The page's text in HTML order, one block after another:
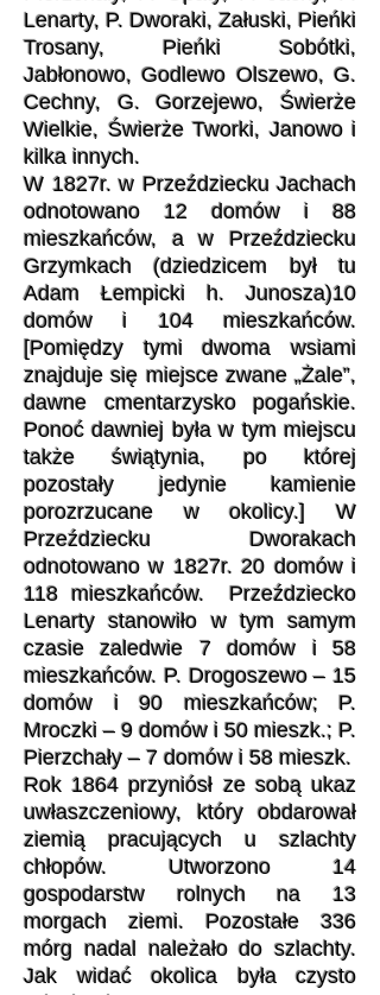
Lenarty, P. Dworaki, Załuski, Pieńki
Trosany, Pieńki Sobótki,
Jabłonowo, Godlewo Olszewo, G.
Cechny, G. Gorzejewo, Świerże
Wielkie, Świerże Tworki, Janowo i
kilka innych.
W 1827r. w Przeździecku Jachach
odnotowano 12 domów i 88
mieszkańców, a w Przeździecku
Grzymkach (dziedzicem był tu
Adam Łempicki h. Junosza)10
domów i 104 mieszkańców.
[Pomiędzy tymi dwoma wsiami
znajduje się miejsce zwane „Żale”,
dawne cmentarzysko pogańskie.
Ponoć dawniej była w tym miejscu
także świątynia, po której
pozostały jedynie kamienie
porozrzucane w okolicy.] W
Przeździecku Dworakach
odnotowano w 1827r. 20 domów i
118 mieszkańców. Przeździecko
Lenarty stanowiło w tym samym
czasie zaledwie 7 domów i 58
mieszkańców. P. Drogoszewo – 15
domów i 90 mieszkańców; P.
Mroczki – 9 domów i 50 mieszk.; P.
Pierzchały – 7 domów i 58 mieszk.
Rok 1864 przyniósł ze sobą ukaz
uwłaszczeniowy, który obdarował
ziemią pracujących u szlachty
chłopów. Utworzono 14
gospodarstw rolnych na 13
morgach ziemi. Pozostałe 336
mórg nadal należało do szlachty.
Jak widać okolica była czysto